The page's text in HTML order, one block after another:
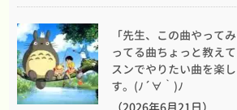
「先生、この曲やって
ってる曲ちょっと教え
スンでやりたい曲を楽
す。(ﾉ´∀｀)ﾉ